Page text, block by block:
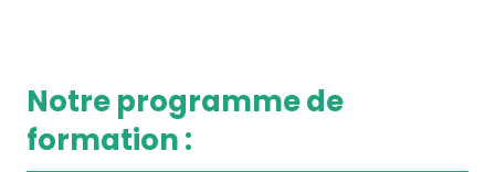
Notre programme de
formation :